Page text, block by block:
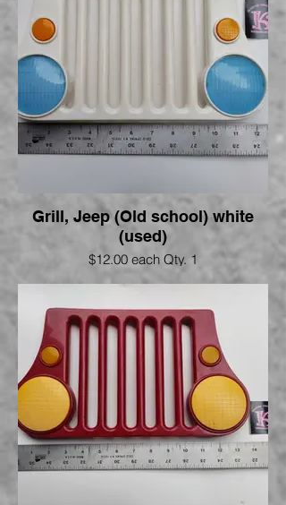
Grill, Jeep (Old school) white
(used)
$12.00 each Qty. 1